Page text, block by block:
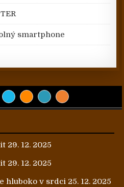
smartphone
29. 12. 2025
29. 12. 2025
hluboko v srdci 25. 12. 2025